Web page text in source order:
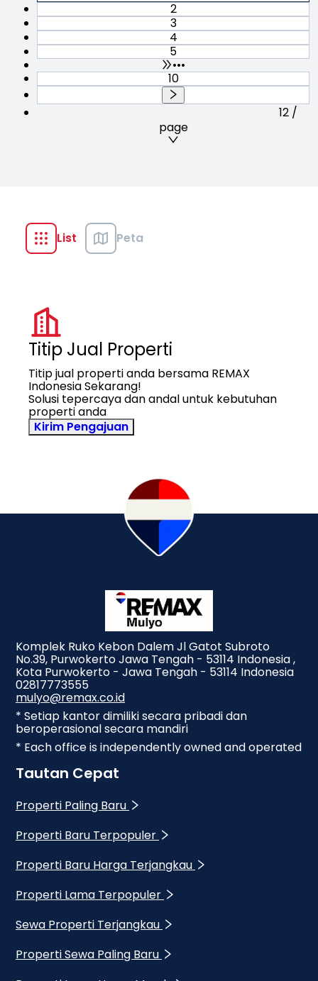
2
3
4
5
•••
10
12 /
page
List Peta
Titip Jual Properti
Titip jual properti anda bersama REMAX
Indonesia Sekarang!
Solusi tepercaya dan andal untuk kebutuhan
properti anda
Kirim Pengajuan
Komplek Ruko Kebon Dalem Jl Gatot Subroto
No.39, Purwokerto Jawa Tengah - 53114 Indonesia ,
Kota Purwokerto - Jawa Tengah - 53114 Indonesia
02817773555
mulyo@remax.co.id
* Setiap kantor dimiliki secara pribadi dan
beroperasional secara mandiri
* Each office is independently owned and operated
Tautan Cepat
Properti Paling Baru
Properti Baru Terpopuler
Properti Baru Harga Terjangkau
Properti Lama Terpopuler
Sewa Properti Terjangkau
Properti Sewa Paling Baru